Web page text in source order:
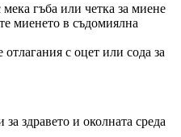
гъба или четка за миене
миенето в съдомиялна
с оцет или сода за
здравето и околната среда